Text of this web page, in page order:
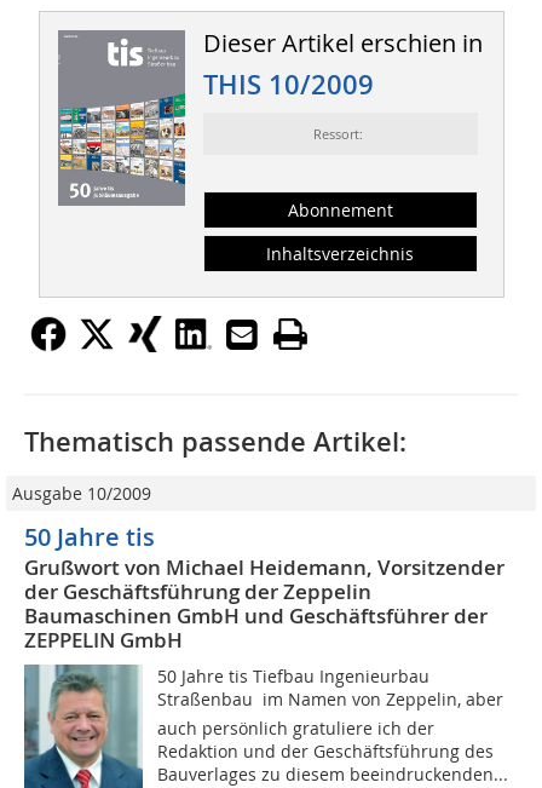
Dieser Artikel erschien in
THIS 10/2009
Ressort:
Abonnement
Inhaltsverzeichnis
Thematisch passende Artikel:
Ausgabe 10/2009
50 Jahre tis
Grußwort von Michael Heidemann, Vorsitzender
der Geschäftsführung der Zeppelin
Baumaschinen GmbH und Geschäftsführer der
ZEPPELIN GmbH
50 Jahre tis Tiefbau Ingenieurbau
Straßenbau  im Namen von Zeppelin, aber
auch persönlich gratuliere ich der
Redaktion und der Geschäftsführung des
Bauverlages zu diesem beeindruckenden...